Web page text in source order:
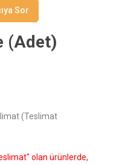
Sor
(Adet)
(Teslimat
olan ürünlerde,